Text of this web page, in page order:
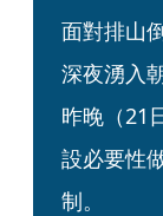
面對排山
深夜湧入
昨晚（21
設必要性
制。